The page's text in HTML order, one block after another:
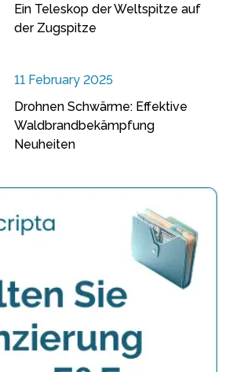
Ein Teleskop der Weltspitze auf
der Zugspitze
11 February 2025
Drohnen Schwärme: Effektive
Waldbrandbekämpfung
Neuheiten